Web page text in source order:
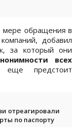
мере обращения в
добавил
за который они
всех
предстоит
отреагировали
по паспорту